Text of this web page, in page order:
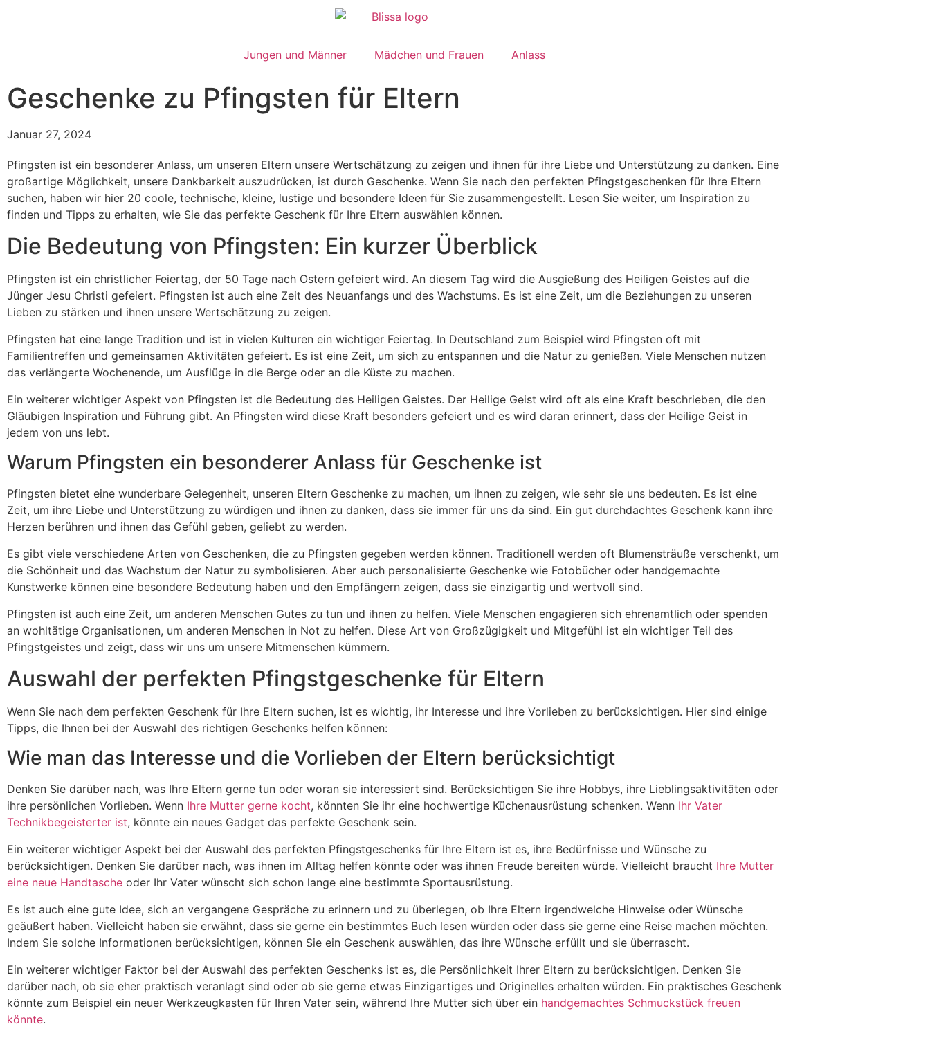
Jungen und Männer Mädchen und Frauen Anlass
Geschenke zu Pfingsten für Eltern
Januar 27, 2024
Pfingsten ist ein besonderer Anlass, um unseren Eltern unsere Wertschätzung zu zeigen und ihnen für ihre Liebe und Unterstützung zu danken. Eine
großartige Möglichkeit, unsere Dankbarkeit auszudrücken, ist durch Geschenke. Wenn Sie nach den perfekten Pfingstgeschenken für Ihre Eltern
suchen, haben wir hier 20 coole, technische, kleine, lustige und besondere Ideen für Sie zusammengestellt. Lesen Sie weiter, um Inspiration zu
finden und Tipps zu erhalten, wie Sie das perfekte Geschenk für Ihre Eltern auswählen können.
Die Bedeutung von Pfingsten: Ein kurzer Überblick
Pfingsten ist ein christlicher Feiertag, der 50 Tage nach Ostern gefeiert wird. An diesem Tag wird die Ausgießung des Heiligen Geistes auf die
Jünger Jesu Christi gefeiert. Pfingsten ist auch eine Zeit des Neuanfangs und des Wachstums. Es ist eine Zeit, um die Beziehungen zu unseren
Lieben zu stärken und ihnen unsere Wertschätzung zu zeigen.
Pfingsten hat eine lange Tradition und ist in vielen Kulturen ein wichtiger Feiertag. In Deutschland zum Beispiel wird Pfingsten oft mit
Familientreffen und gemeinsamen Aktivitäten gefeiert. Es ist eine Zeit, um sich zu entspannen und die Natur zu genießen. Viele Menschen nutzen
das verlängerte Wochenende, um Ausflüge in die Berge oder an die Küste zu machen.
Ein weiterer wichtiger Aspekt von Pfingsten ist die Bedeutung des Heiligen Geistes. Der Heilige Geist wird oft als eine Kraft beschrieben, die den
Gläubigen Inspiration und Führung gibt. An Pfingsten wird diese Kraft besonders gefeiert und es wird daran erinnert, dass der Heilige Geist in
jedem von uns lebt.
Warum Pfingsten ein besonderer Anlass für Geschenke ist
Pfingsten bietet eine wunderbare Gelegenheit, unseren Eltern Geschenke zu machen, um ihnen zu zeigen, wie sehr sie uns bedeuten. Es ist eine
Zeit, um ihre Liebe und Unterstützung zu würdigen und ihnen zu danken, dass sie immer für uns da sind. Ein gut durchdachtes Geschenk kann ihre
Herzen berühren und ihnen das Gefühl geben, geliebt zu werden.
Es gibt viele verschiedene Arten von Geschenken, die zu Pfingsten gegeben werden können. Traditionell werden oft Blumensträuße verschenkt, um
die Schönheit und das Wachstum der Natur zu symbolisieren. Aber auch personalisierte Geschenke wie Fotobücher oder handgemachte
Kunstwerke können eine besondere Bedeutung haben und den Empfängern zeigen, dass sie einzigartig und wertvoll sind.
Pfingsten ist auch eine Zeit, um anderen Menschen Gutes zu tun und ihnen zu helfen. Viele Menschen engagieren sich ehrenamtlich oder spenden
an wohltätige Organisationen, um anderen Menschen in Not zu helfen. Diese Art von Großzügigkeit und Mitgefühl ist ein wichtiger Teil des
Pfingstgeistes und zeigt, dass wir uns um unsere Mitmenschen kümmern.
Auswahl der perfekten Pfingstgeschenke für Eltern
Wenn Sie nach dem perfekten Geschenk für Ihre Eltern suchen, ist es wichtig, ihr Interesse und ihre Vorlieben zu berücksichtigen. Hier sind einige
Tipps, die Ihnen bei der Auswahl des richtigen Geschenks helfen können:
Wie man das Interesse und die Vorlieben der Eltern berücksichtigt
Denken Sie darüber nach, was Ihre Eltern gerne tun oder woran sie interessiert sind. Berücksichtigen Sie ihre Hobbys, ihre Lieblingsaktivitäten oder
ihre persönlichen Vorlieben. Wenn Ihre Mutter gerne kocht, könnten Sie ihr eine hochwertige Küchenausrüstung schenken. Wenn Ihr Vater
Technikbegeisterter ist, könnte ein neues Gadget das perfekte Geschenk sein.
Ein weiterer wichtiger Aspekt bei der Auswahl des perfekten Pfingstgeschenks für Ihre Eltern ist es, ihre Bedürfnisse und Wünsche zu
berücksichtigen. Denken Sie darüber nach, was ihnen im Alltag helfen könnte oder was ihnen Freude bereiten würde. Vielleicht braucht Ihre Mutter
eine neue Handtasche oder Ihr Vater wünscht sich schon lange eine bestimmte Sportausrüstung.
Es ist auch eine gute Idee, sich an vergangene Gespräche zu erinnern und zu überlegen, ob Ihre Eltern irgendwelche Hinweise oder Wünsche
geäußert haben. Vielleicht haben sie erwähnt, dass sie gerne ein bestimmtes Buch lesen würden oder dass sie gerne eine Reise machen möchten.
Indem Sie solche Informationen berücksichtigen, können Sie ein Geschenk auswählen, das ihre Wünsche erfüllt und sie überrascht.
Ein weiterer wichtiger Faktor bei der Auswahl des perfekten Geschenks ist es, die Persönlichkeit Ihrer Eltern zu berücksichtigen. Denken Sie
darüber nach, ob sie eher praktisch veranlagt sind oder ob sie gerne etwas Einzigartiges und Originelles erhalten würden. Ein praktisches Geschenk
könnte zum Beispiel ein neuer Werkzeugkasten für Ihren Vater sein, während Ihre Mutter sich über ein handgemachtes Schmuckstück freuen
könnte.